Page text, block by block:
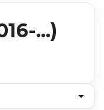
...)
